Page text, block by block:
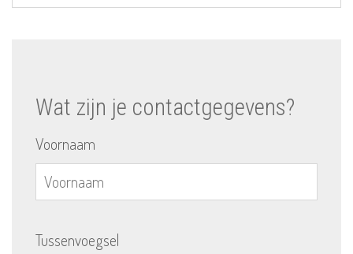
Wat zijn je contactgegevens?
Voornaam
Tussenvoegsel